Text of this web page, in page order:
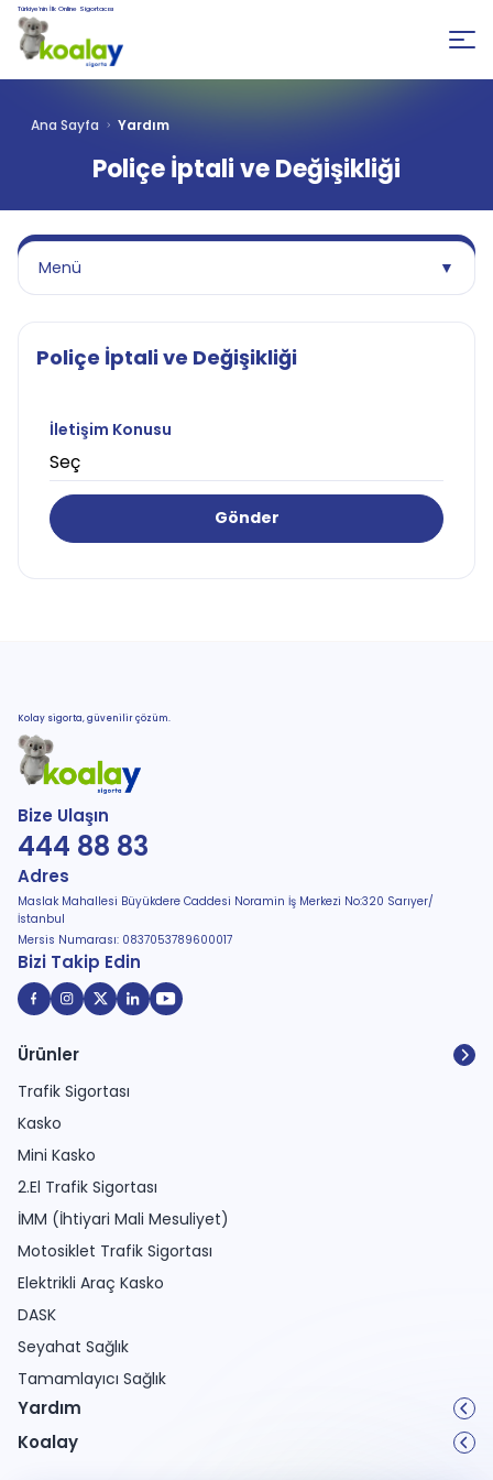
Türkiye’nin İlk Online Sigortacısı
Ana Sayfa Yardım
Poliçe İptali ve Değişikliği
Menü ▼
Poliçe İptali ve Değişikliği
İletişim Konusu
Seç
Gönder
Kolay sigorta, güvenilir çözüm.
Bize Ulaşın
444 88 83
Adres
Maslak Mahallesi Büyükdere Caddesi Noramin İş Merkezi No:320 Sarıyer/
İstanbul
Mersis Numarası: 0837053789600017
Bizi Takip Edin
Ürünler
Trafik Sigortası
Kasko
Mini Kasko
2.El Trafik Sigortası
İMM (İhtiyari Mali Mesuliyet)
Motosiklet Trafik Sigortası
Elektrikli Araç Kasko
DASK
Seyahat Sağlık
Tamamlayıcı Sağlık
Yardım
Koalay